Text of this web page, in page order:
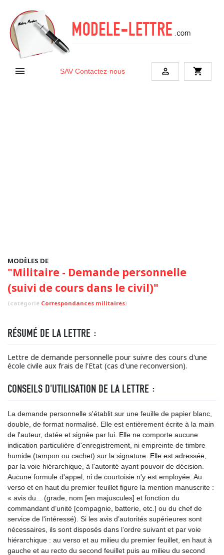
 SAV Contactez-nous  shopping_cart
MODÈLES DE
"Militaire - Demande personnelle
(suivi de cours dans le civil)"
(categorie Correspondances militaires)
RÉSUMÉ DE LA LETTRE :
Lettre de demande personnelle pour suivre des cours d'une
école civile aux frais de l'Etat (cas d'une reconversion).
CONSEILS D'UTILISATION DE LA LETTRE :
La demande personnelle s'établit sur une feuille de papier blanc,
double, de format normalisé. Elle est entièrement écrite à la main
de l'auteur, datée et signée par lui. Elle ne comporte aucune
indication particulière d'enregistrement, ni empreinte de timbre
humide (tampon ou cachet) sur la signature. Elle est adressée,
par la voie hiérarchique, à l'autorité ayant pouvoir de décision.
Aucune formule d'appel, ni de courtoisie n'y est employée. Au
verso et en haut du premier feuillet figure la mention manuscrite :
« avis du... (grade, nom [en majuscules] et fonction du
commandant d’unité [compagnie, batterie, etc.] ou du chef de
service de l'intéressé). Si les avis d’autorités supérieures sont
nécessaires, ils sont disposés dans l’ordre suivant et par voie
hiérarchique : au verso et au milieu du premier feuillet, en haut à
gauche et au recto du second feuillet puis au milieu du second